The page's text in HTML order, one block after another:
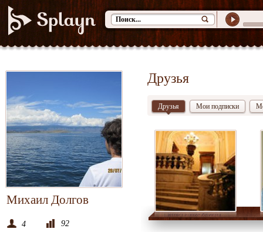
Михаил Долгов
4 92
Друзья
Друзья Мои подписки